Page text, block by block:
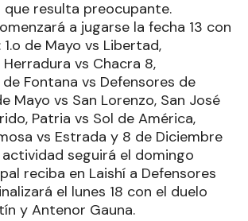
que resulta preocupante.
a jugarse la fecha 13 con
de Mayo vs Libertad,
vs Chacra 8,
Fontana vs Defensores de
Mayo vs San Lorenzo, San José
Patria vs Sol de América,
vs Estrada y 8 de Diciembre
actividad seguirá el domingo
reciba en Laishí a Defensores
el lunes 18 con el duelo
y Antenor Gauna.